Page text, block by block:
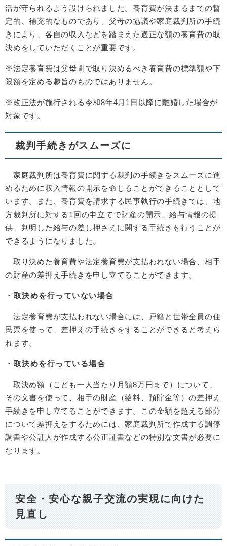
活が守られるよう設けられました。養育費が決まるまでの暫
定的、補充的なものであり、父母の協議や家庭裁判所の手続
きにより、各自の収入などを踏まえた適正な額の養育費の取
決めをしていただくことが重要です。
※法定養育費は父母間で取り決めるべき養育費の標準額や下
限額を定める趣旨のものではありません。
※改正法が施行される令和8年4月1日以降に離婚した場合が
対象です。
裁判手続きがスムーズに
家庭裁判所は養育費に関する裁判の手続きをスムーズに進
めるために収入情報の開示を命じることができることとして
います。また、養育費を請求する民事執行の手続きでは、地
方裁判所に対する1回の申立てで財産の開示、給与情報の提
供、判明した給与の差し押さえに関する手続きを行うことが
できるようになりました。
取り決めた養育費や法定養育費が支払われない場合、相手
の財産の差押え手続きを申し立てることができます。
・取決めを行っていない場合
法定養育費が支払われない場合には、戸籍と世帯全員の住
民票を使って、差押えの手続きをすることができると考えら
れます。
・取決めを行っている場合
取決め額（こども一人当たり月額8万円まで）について、
その文書を使って、相手の財産（給料、預貯金等）の差押え
手続きを申し立てることができます。この金額を超える部分
について差押えをするためには、家庭裁判所で作成する調停
調書や公証人が作成する公正証書などの特別な文書が必要に
なります。
安全・安心な親子交流の実現に向けた
見直し